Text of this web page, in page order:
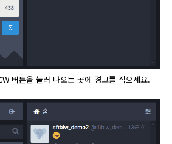
버튼을 눌러 나오는 곳에 경고를 적으세요.